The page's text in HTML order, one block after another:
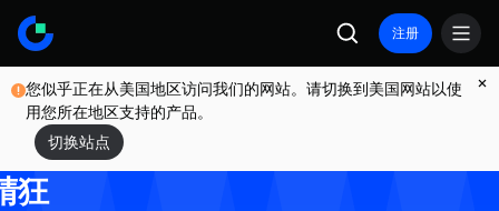
注册
您似乎正在从美国地区访问我们的网站。请切换到美国网站以使
用您所在地区支持的产品。
切换站点
言
，
界
竞
狂